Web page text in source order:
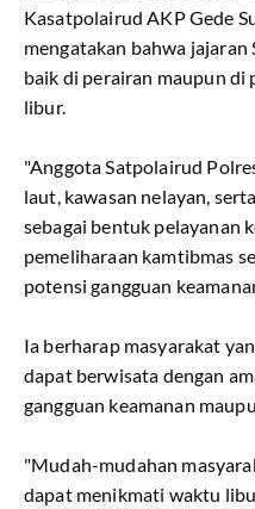
Kasatpolairud AKP Gede
mengatakan bahwa
baik di perairan maupun di
libur.
"Anggota Satpolairud
laut, kawasan nelayan,
sebagai bentuk pelayanan
pemeliharaan kamtibmas
potensi gangguan
Ia berharap masyarakat
dapat berwisata dengan
gangguan keamanan
"Mudah-mudahan
dapat menikmati waktu